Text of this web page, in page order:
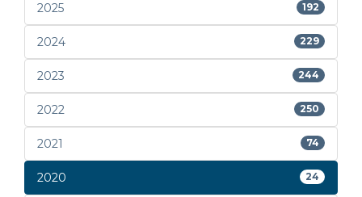
2025 192
2024 229
2023 244
2022 250
2021 74
2020 24